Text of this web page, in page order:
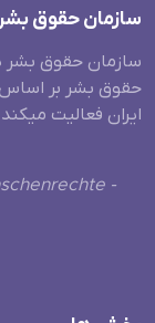
سازمان حقوق
سازمان حقوق بشر
حقوق بشر بر
ایران فعالیت
-